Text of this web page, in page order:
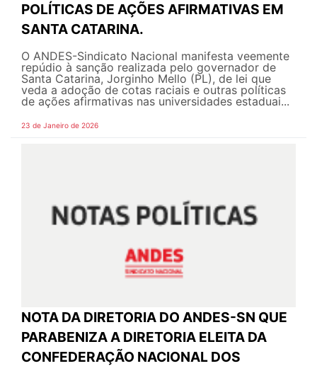
POLÍTICAS DE AÇÕES AFIRMATIVAS EM
SANTA CATARINA.
O ANDES-Sindicato Nacional manifesta veemente
repúdio à sanção realizada pelo governador de
Santa Catarina, Jorginho Mello (PL), de lei que
veda a adoção de cotas raciais e outras políticas
de ações afirmativas nas universidades estaduai...
23 de Janeiro de 2026
NOTA DA DIRETORIA DO ANDES-SN QUE
PARABENIZA A DIRETORIA ELEITA DA
CONFEDERAÇÃO NACIONAL DOS